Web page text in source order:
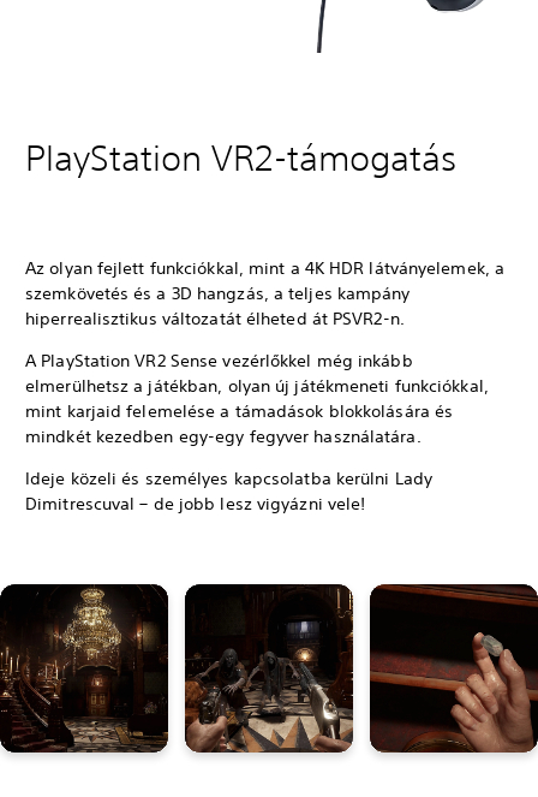
PlayStation VR2-támogatás
Az olyan fejlett funkciókkal, mint a 4K HDR látványelemek, a
szemkövetés és a 3D hangzás, a teljes kampány
hiperrealisztikus változatát élheted át PSVR2-n.
A PlayStation VR2 Sense vezérlőkkel még inkább
elmerülhetsz a játékban, olyan új játékmeneti funkciókkal,
mint karjaid felemelése a támadások blokkolására és
mindkét kezedben egy-egy fegyver használatára.
Ideje közeli és személyes kapcsolatba kerülni Lady
Dimitrescuval – de jobb lesz vigyázni vele!